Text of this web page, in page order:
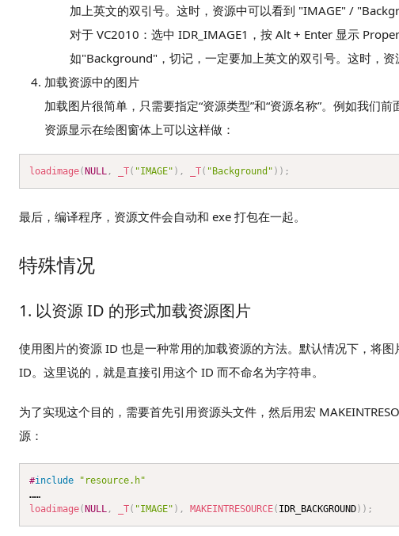
加上英文的双引号。这时，资源中可以看到 "IMAGE" /
对于 VC2010：选中 IDR_IMAGE1，按 Alt + Enter 显示
如"Background"，切记，一定要加上英文的双引号。这时，
加载资源中的图片
加载图片很简单，只需要指定“资源类型”和“资源名称”。例如我
资源显示在绘图窗体上可以这样做：
loadimage( NULL , _T( "IMAGE" ) , _T( "Background" ) ) ;
最后，编译程序，资源文件会自动和 exe 打包在一起。
特殊情况
1. 以资源 ID 的形式加载资源图片
使用图片的资源 ID 也是一种常用的加载资源的方法。默认情况下，将
ID。这里说的，就是直接引用这个 ID 而不命名为字符串。
为了实现这个目的，需要首先引用资源头文件，然后用宏
源：
#include
"resource.h"
loadimage( NULL , _T( "IMAGE" ) , MAKEINTRESOURCE( IDR_BACKGROUND) ) ;